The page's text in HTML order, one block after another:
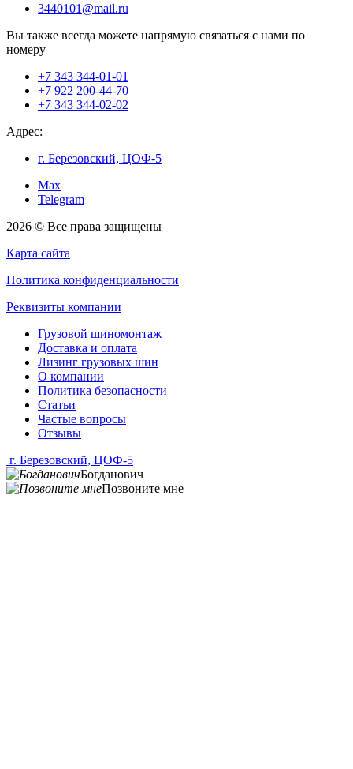
3440101@mail.ru
Вы также всегда можете напрямую связаться с нами по
номеру
+7 343 344-01-01
+7 922 200-44-70
+7 343 344-02-02
Адрес:
г. Березовский, ЦОФ-5
Max
Telegram
2026 © Все права защищены
Карта сайта
Политика конфиденциальности
Реквизиты компании
Грузовой шиномонтаж
Доставка и оплата
Лизинг грузовых шин
О компании
Политика безопасности
Статьи
Частые вопросы
Отзывы
г. Березовский, ЦОФ-5
Богданович
Позвоните мне